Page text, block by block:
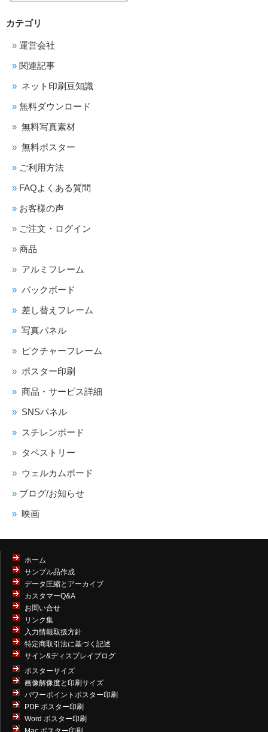
カテゴリ
運営会社
関連記事
ネット印刷豆知識
無料ダウンロード
無料写真素材
無料ポスター
ご利用方法
FAQよくある質問
お客様の声
ご注文・ログイン
商品
アルミフレーム
バックボード
差し替えフレーム
写真パネル
ピクチャーフレーム
ポスター印刷
商品・サービス詳細
SNSパネル
スチレンボード
タペストリー
ウェルカムボード
ブログ/お知らせ
映画
ホーム
サンプル品作成
データ圧縮とアーカイブ
カスタマーQ&A
お問い合せ
リンク集
入力情報取扱方針
特定商取引法に基づく記述
サイン&ディスプレイブログ
ポスターサイズ
画像解像度と印刷サイズ
パワーポイントポスター印刷
PDF ポスター印刷
Word ポスター印刷